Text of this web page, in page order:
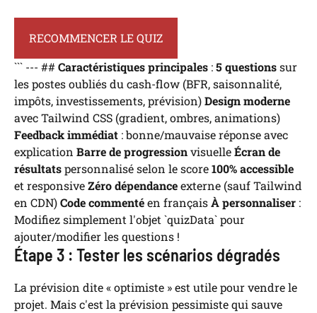
RECOMMENCER LE QUIZ
``` --- ##Caractéristiques principales :5 questionssur
les postes oubliés du cash-flow (BFR, saisonnalité,
impôts, investissements, prévision)Design moderne
avec Tailwind CSS (gradient, ombres, animations)
Feedback immédiat : bonne/mauvaise réponse avec
explication Barre de progressionvisuelleÉcran de
résultatspersonnalisé selon le score100% accessible
et responsiveZéro dépendanceexterne (sauf Tailwind
en CDN)Code commentéen françaisÀ personnaliser :
Modifiez simplement l'objet `quizData` pour
ajouter/modifier les questions !
Étape 3 : Tester les scénarios dégradés
La prévision dite « optimiste » est utile pour vendre le
projet. Mais c'est la prévision pessimiste qui sauve